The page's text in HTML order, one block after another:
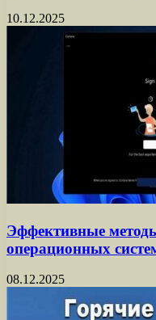
10.12.2025
Эффективные
операционных
08.12.2025